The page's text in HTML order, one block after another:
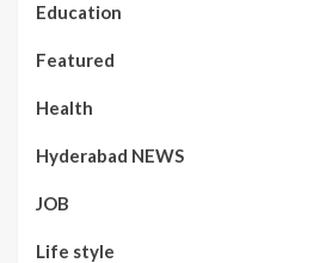
Education
Featured
Health
Hyderabad NEWS
JOB
Life style